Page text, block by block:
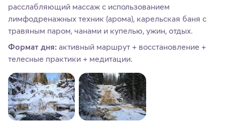
расслабляющий массаж с использованием
лимфодренажных техник (арома), карельская баня с
травяным паром, чанами и купелью, ужин, отдых.
Формат дня: активный маршрут + восстановление +
телесные практики + медитации.